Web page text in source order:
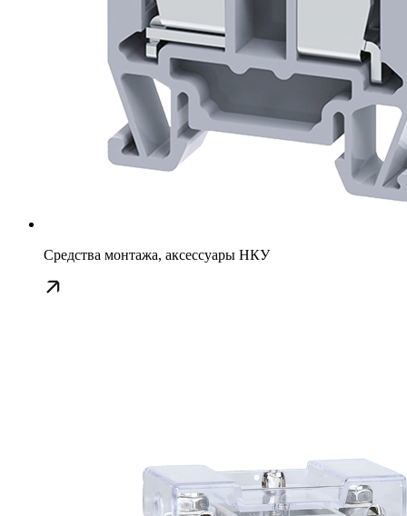
Средства монтажа, аксессуары НКУ